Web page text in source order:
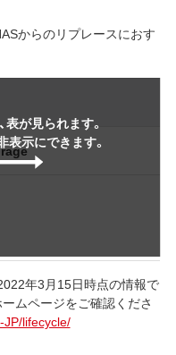
からのリプレースにおす
が見られます。
示にできます。
年3月15日時点の情報で
ムページをご確認くださ
lifecycle/